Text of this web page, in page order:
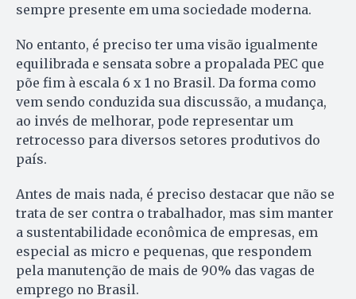
sempre presente em uma sociedade moderna.
No entanto, é preciso ter uma visão igualmente
equilibrada e sensata sobre a propalada PEC que
põe fim à escala 6 x 1 no Brasil. Da forma como
vem sendo conduzida sua discussão, a mudança,
ao invés de melhorar, pode representar um
retrocesso para diversos setores produtivos do
país.
Antes de mais nada, é preciso destacar que não se
trata de ser contra o trabalhador, mas sim manter
a sustentabilidade econômica de empresas, em
especial as micro e pequenas, que respondem
pela manutenção de mais de 90% das vagas de
emprego no Brasil.